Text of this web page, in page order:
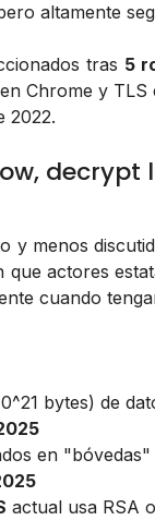
altamente
tras 5
Chrome y TLS
2022.
y menos
que actores
cuando
bytes) de
en "bóvedas"
actual usa RSA